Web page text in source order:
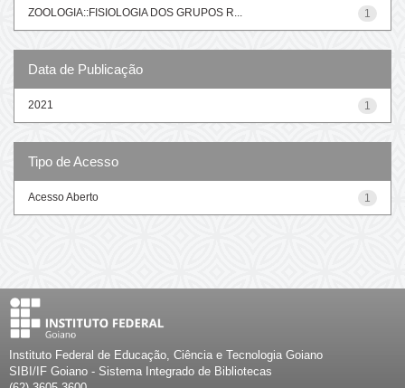
1
ZOOLOGIA::FISIOLOGIA DOS GRUPOS R...
Data de Publicação
1
2021
Tipo de Acesso
1
Acesso Aberto
Instituto Federal de Educação, Ciência e Tecnologia Goiano
SIBI/IF Goiano - Sistema Integrado de Bibliotecas